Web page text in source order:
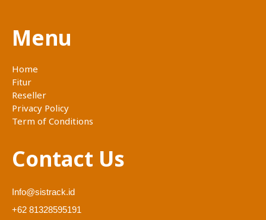
Menu
Home
Fitur
Reseller
Privacy Policy
Term of Conditions
Contact Us
Info@sistrack.id
+62 81328595191